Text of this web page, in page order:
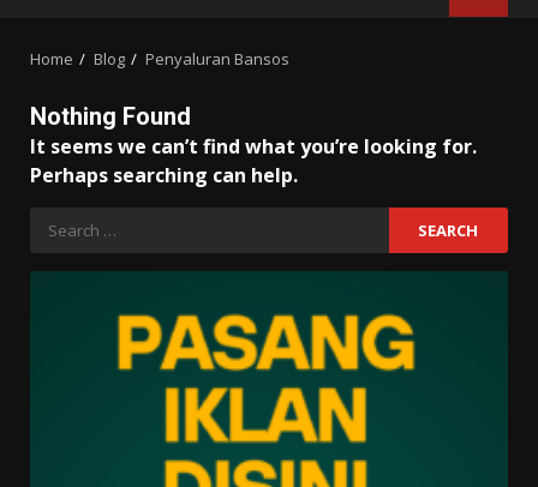
Home Blog Penyaluran Bansos
Nothing Found
It seems we can’t find what you’re looking for.
Perhaps searching can help.
Search
for: